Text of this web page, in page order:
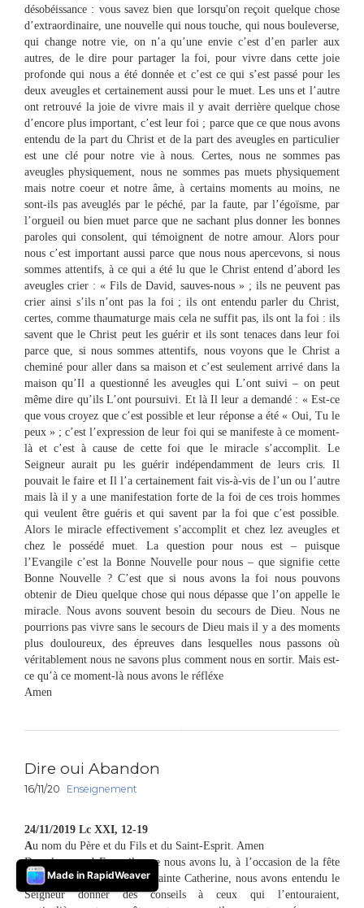
désobéissance : vous savez bien que lorsqu'on reçoit quelque chose
d’extraordinaire, une nouvelle qui nous touche, qui nous bouleverse,
qui change notre vie, on n’a qu’une envie c’est d’en parler aux
autres, de le dire pour partager la foi, pour vivre dans cette joie
profonde qui nous a été donnée et c’est ce qui s’est passé pour les
deux aveugles et certainement aussi pour le muet. Les uns et l’autre
ont retrouvé la joie de vivre mais il y avait derrière quelque chose
d’encore plus important, c’est leur foi ; parce que ce que nous avons
entendu de la part du Christ et de la part des aveugles en particulier
est une clé pour notre vie à nous. Certes, nous ne sommes pas
aveugles physiquement, nous ne sommes pas muets physiquement
mais notre coeur et notre âme, à certains moments au moins, ne
sont-ils pas aveuglés par le péché, par la faute, par l’égoïsme, par
l’orgueil ou bien muet parce que ne sachant plus donner les bonnes
paroles qui consolent, qui témoignent de notre amour. Alors pour
nous c’est important aussi parce que nous nous apercevons, si nous
sommes attentifs, à ce qui a été lu que le Christ entend d’abord les
aveugles crier : « Fils de David, sauves-nous » ; ils ne peuvent pas
crier ainsi s’ils n’ont pas la foi ; ils ont entendu parler du Christ,
certes, comme thaumaturge mais cela ne suffit pas, ils ont la foi : ils
savent que le Christ peut les guérir et ils sont tenaces dans leur foi
parce que, si nous sommes attentifs, nous voyons que le Christ a
cheminé pour aller dans sa maison et c’est seulement arrivé dans la
maison qu’Il a questionné les aveugles qui L’ont suivi – on peut
même dire qu’ils L’ont poursuivi. Et là Il leur a demandé : « Est-ce
que vous croyez que c’est possible et leur réponse a été « Oui, Tu le
peux » ; c’est l’expression de leur foi qui se manifeste à ce moment-
là et c’est à cause de cette foi que le miracle s’accomplit. Le
Seigneur aurait pu les guérir indépendamment de leurs cris. Il
pouvait le faire et Il l’a certainement fait vis-à-vis de l’un ou l’autre
mais là il y a une manifestation forte de la foi de ces trois hommes
qui veulent être guéris et qui savent par la foi que c’est possible.
Alors le miracle effectivement s’accomplit et chez lez aveugles et
chez le possédé muet. La question pour nous est – puisque
l’Evangile c’est la Bonne Nouvelle pour nous – que signifie cette
Bonne Nouvelle ? C’est que si nous avons la foi nous pouvons
obtenir de Dieu quelque chose qui nous dépasse que l’on appelle le
miracle. Nous avons souvent besoin du secours de Dieu. Nous ne
pourrions pas vivre sans le secours de Dieu mais il y a des moments
plus douloureux, des épreuves dans lesquelles nous passons où
véritablement nous ne savons plus comment nous en sortir. Mais est-
ce qu’à ce moment-là nous avons le réfléxe
Amen
Dire oui Abandon
16/11/20 Enseignement
24/11/2019 Lc XXI, 12-19
Au nom du Père et du Fils et du Saint-Esprit. Amen
Dans le second Evangile que nous avons lu, à l’occasion de la fête
des martyrs St Mercure et Sainte Catherine, nous avons entendu le
Seigneur donner des conseils à ceux qui l’entouraient,
Made in RapidWeaver